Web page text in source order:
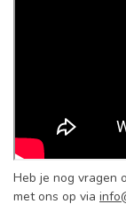
Heb je nog vragen
met ons op via